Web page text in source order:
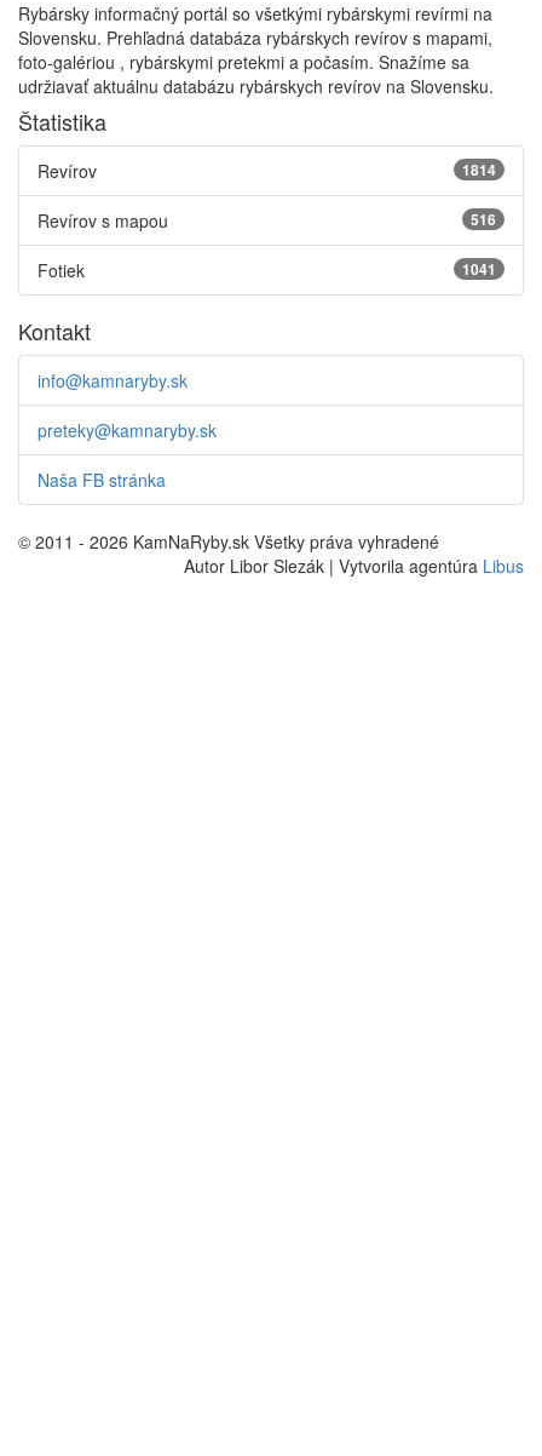
Rybársky informačný portál so všetkými rybárskymi revírmi na
Slovensku. Prehľadná databáza rybárskych revírov s mapami,
foto-galériou , rybárskymi pretekmi a počasím. Snažíme sa
udržiavať aktuálnu databázu rybárskych revírov na Slovensku.
Štatistika
1814
Revírov
516
Revírov s mapou
1041
Fotiek
Kontakt
info@kamnaryby.sk
preteky@kamnaryby.sk
Naša FB stránka
© 2011 - 2026 KamNaRyby.sk Všetky práva vyhradené
Autor Libor Slezák | Vytvorila agentúra Libus